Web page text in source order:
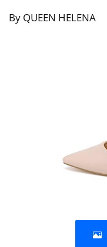
By QUEEN HELENA